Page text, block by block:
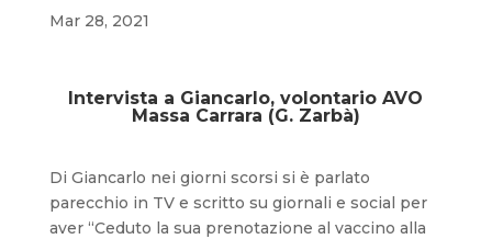
Mar 28, 2021
Intervista a Giancarlo, volontario AVO
Massa Carrara (G. Zarbà)
Di Giancarlo nei giorni scorsi si è parlato
parecchio in TV e scritto su giornali e social per
aver “Ceduto la sua prenotazione al vaccino alla